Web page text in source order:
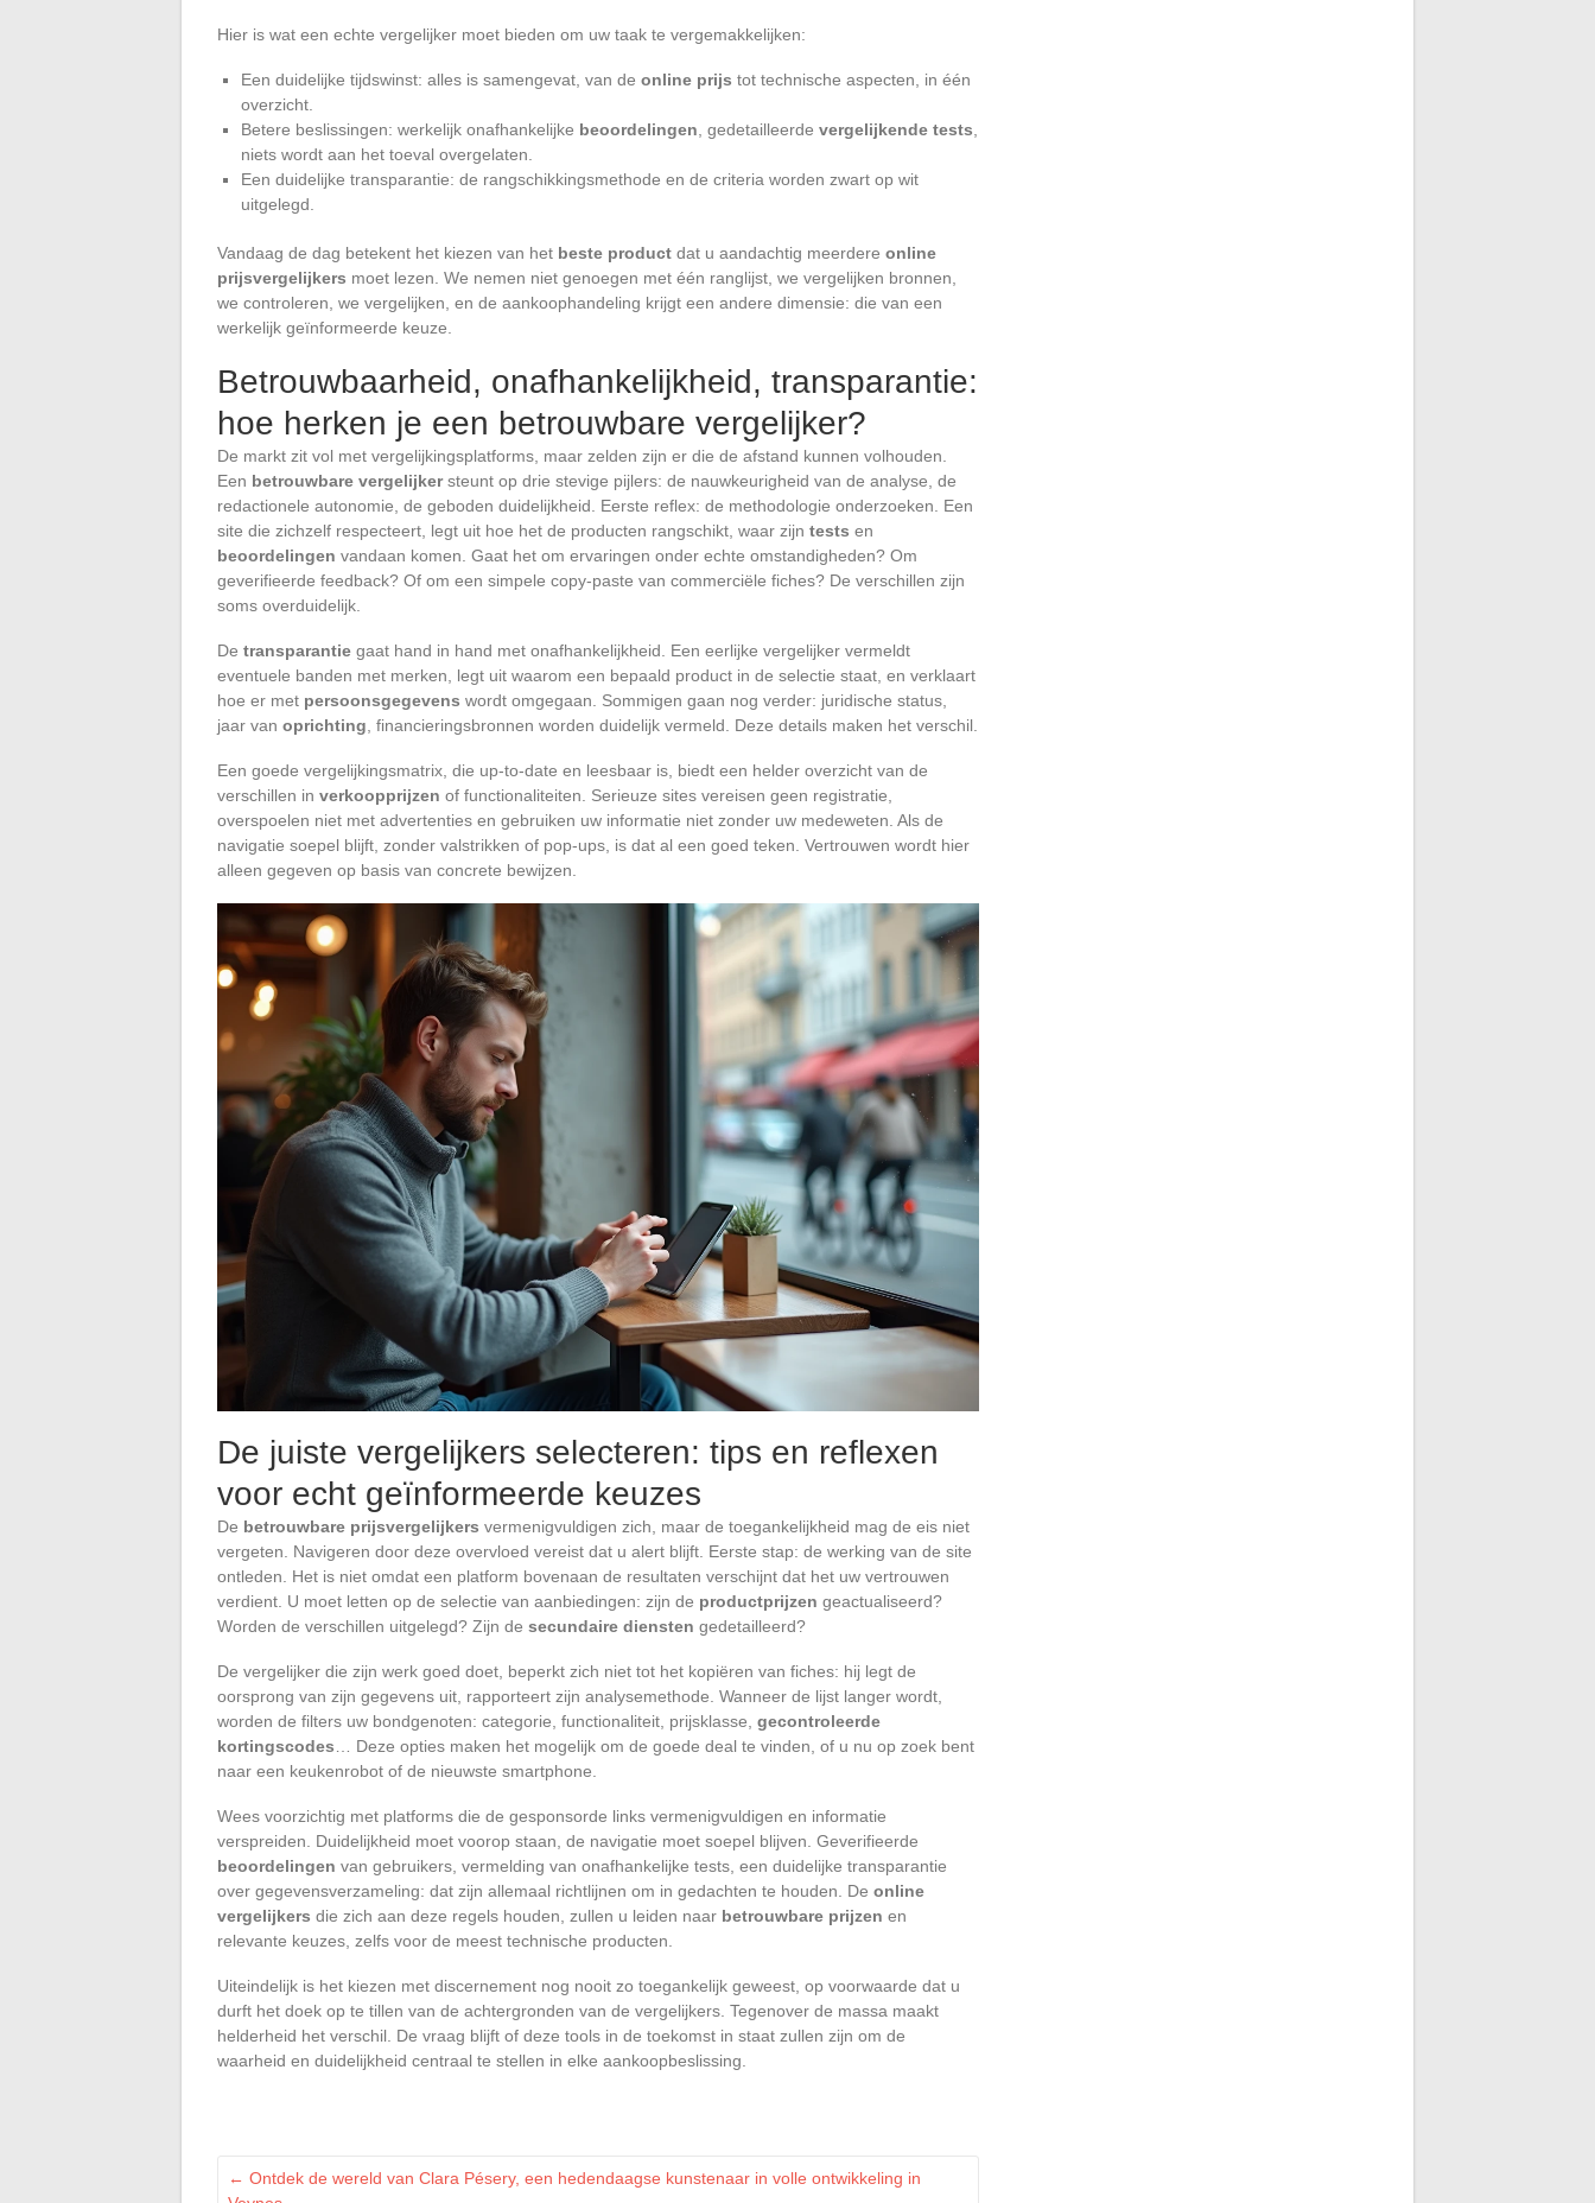
Hier is wat een echte vergelijker moet bieden om uw taak te vergemakkelijken:
Een duidelijke tijdswinst: alles is samengevat, van de online prijs tot technische aspecten, in één
overzicht.
Betere beslissingen: werkelijk onafhankelijke beoordelingen , gedetailleerde vergelijkende tests
niets wordt aan het toeval overgelaten.
Een duidelijke transparantie: de rangschikkingsmethode en de criteria worden zwart op wit
uitgelegd.
Vandaag de dag betekent het kiezen van het beste product dat u aandachtig meerdere online
prijsvergelijkers moet lezen. We nemen niet genoegen met één ranglijst, we vergelijken bronnen,
we controleren, we vergelijken, en de aankoophandeling krijgt een andere dimensie: die van een
werkelijk geïnformeerde keuze.
Betrouwbaarheid, onafhankelijkheid, transparantie:
hoe herken je een betrouwbare vergelijker?
De markt zit vol met vergelijkingsplatforms, maar zelden zijn er die de afstand kunnen volhouden.
Een betrouwbare vergelijkersteunt op drie stevige pijlers: de nauwkeurigheid van de analyse, de
redactionele autonomie, de geboden duidelijkheid. Eerste reflex: de methodologie onderzoeken. Een
site die zichzelf respecteert, legt uit hoe het de producten rangschikt, waar zijn tests en
beoordelingen vandaan komen. Gaat het om ervaringen onder echte omstandigheden? Om
geverifieerde feedback? Of om een simpele copy-paste van commerciële fiches? De verschillen zijn
soms overduidelijk.
De transparantie gaat hand in hand met onafhankelijkheid. Een eerlijke vergelijker vermeldt
eventuele banden met merken, legt uit waarom een bepaald product in de selectie staat, en verklaart
hoe er met persoonsgegevens wordt omgegaan. Sommigen gaan nog verder: juridische status,
jaar van oprichting , financieringsbronnen worden duidelijk vermeld. Deze details maken het verschil.
Een goede vergelijkingsmatrix, die up-to-date en leesbaar is, biedt een helder overzicht van de
verschillen in verkoopprijzen of functionaliteiten. Serieuze sites vereisen geen registratie,
overspoelen niet met advertenties en gebruiken uw informatie niet zonder uw medeweten. Als de
navigatie soepel blijft, zonder valstrikken of pop-ups, is dat al een goed teken. Vertrouwen wordt hier
alleen gegeven op basis van concrete bewijzen.
De juiste vergelijkers selecteren: tips en reflexen
voor echt geïnformeerde keuzes
De betrouwbare prijsvergelijkers vermenigvuldigen zich, maar de toegankelijkheid mag de eis niet
vergeten. Navigeren door deze overvloed vereist dat u alert blijft. Eerste stap: de werking van de site
ontleden. Het is niet omdat een platform bovenaan de resultaten verschijnt dat het uw vertrouwen
verdient. U moet letten op de selectie van aanbiedingen: zijn de productprijzen geactualiseerd?
Worden de verschillen uitgelegd? Zijn de secundaire diensten gedetailleerd?
De vergelijker die zijn werk goed doet, beperkt zich niet tot het kopiëren van fiches: hij legt de
oorsprong van zijn gegevens uit, rapporteert zijn analysemethode. Wanneer de lijst langer wordt,
worden de filters uw bondgenoten: categorie, functionaliteit, prijsklasse, gecontroleerde
kortingscodes … Deze opties maken het mogelijk om de goede deal te vinden, of u nu op zoek bent
naar een keukenrobot of de nieuwste smartphone.
Wees voorzichtig met platforms die de gesponsorde links vermenigvuldigen en informatie
verspreiden. Duidelijkheid moet voorop staan, de navigatie moet soepel blijven. Geverifieerde
beoordelingen van gebruikers, vermelding van onafhankelijke tests, een duidelijke transparantie
over gegevensverzameling: dat zijn allemaal richtlijnen om in gedachten te houden. De online
vergelijkers die zich aan deze regels houden, zullen u leiden naar betrouwbare prijzen en
relevante keuzes, zelfs voor de meest technische producten.
Uiteindelijk is het kiezen met discernement nog nooit zo toegankelijk geweest, op voorwaarde dat u
durft het doek op te tillen van de achtergronden van de vergelijkers. Tegenover de massa maakt
helderheid het verschil. De vraag blijft of deze tools in de toekomst in staat zullen zijn om de
waarheid en duidelijkheid centraal te stellen in elke aankoopbeslissing.
← Ontdek de wereld van Clara Pésery, een hedendaagse kunstenaar in volle ontwikkeling in